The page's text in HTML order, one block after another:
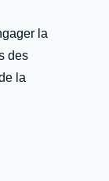
la
des
la